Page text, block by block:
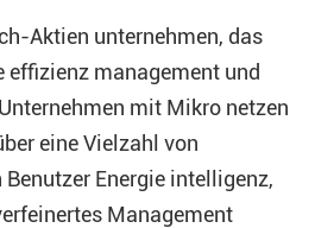
Aktien unternehmen, das
effizienz management und
mit Mikro netzen
eine Vielzahl von
Energie intelligenz,
Management